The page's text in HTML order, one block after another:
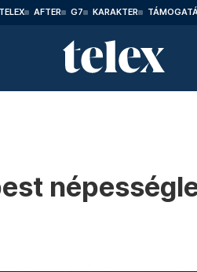
TELEX AFTER G7 KARAKTER